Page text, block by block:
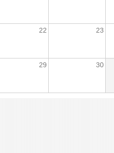
22 23
29 30